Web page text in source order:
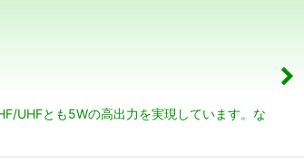
UHFとも5Wの高出力を実現しています。な